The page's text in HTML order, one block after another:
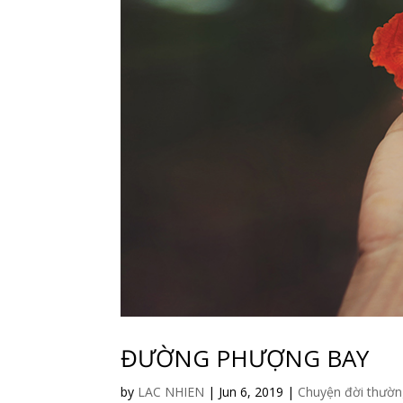
ĐƯỜNG PHƯỢNG BAY
by LAC NHIEN | Jun 6, 2019 | Chuyện đời